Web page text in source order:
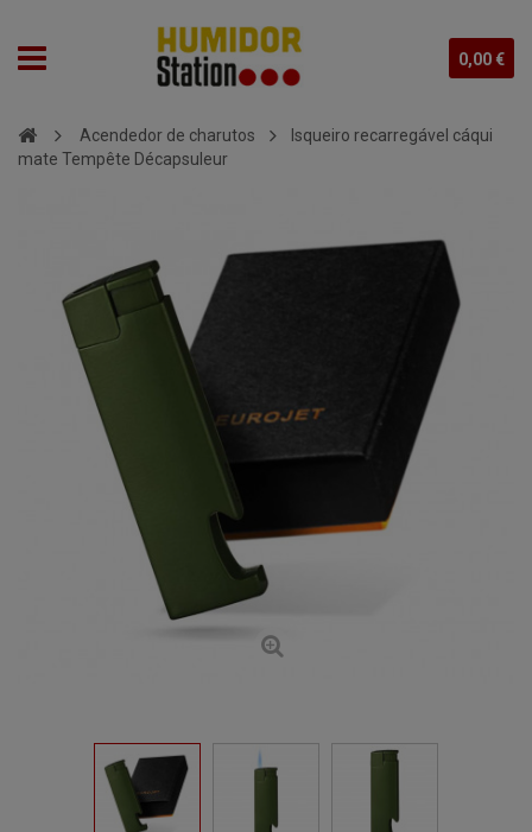
0,00 €
Acendedor de charutos
Isqueiro recarregável cáqui
mate Tempête Décapsuleur